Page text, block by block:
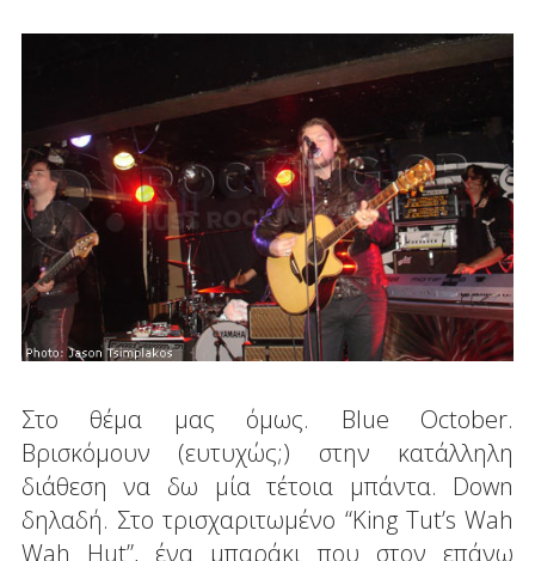
Στο θέμα μας όμως. Blue October.
Βρισκόμουν (ευτυχώς;) στην κατάλληλη
διάθεση να δω μία τέτοια μπάντα. Down
δηλαδή. Στο τρισχαριτωμένο “King Tut’s Wah
Wah Hut”, ένα μπαράκι που στον επάνω